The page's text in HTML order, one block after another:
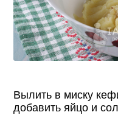
Вылить в миску
добавить яйцо и